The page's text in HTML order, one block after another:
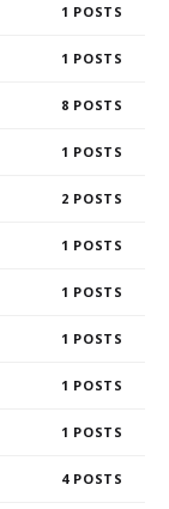
1
1
8
1
2
1
1
1
1
1
4